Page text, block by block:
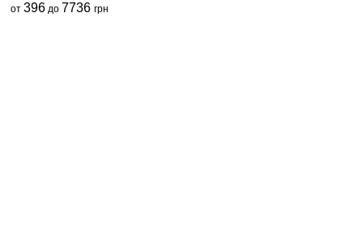
от 396 до 7736 грн